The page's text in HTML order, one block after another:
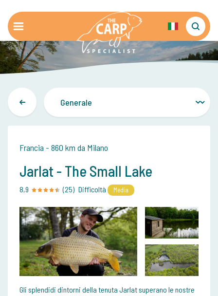
Francia - 860 km da Milano
Jarlat - The Small Lake
8,9 (25) Difficoltà Media
Gli splendidi dintorni della tenuta Jarlat superano le nostre